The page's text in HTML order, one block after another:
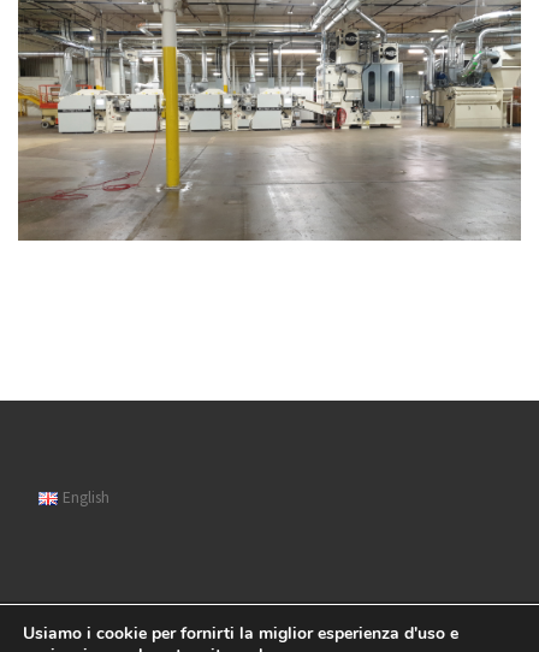
English
© 2026Sipat– Tutti i diritti riservati
Usiamo i cookie per fornirti la miglior esperienza d'uso e